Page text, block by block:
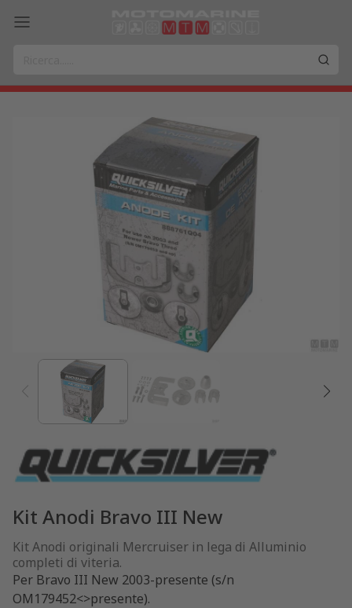
Kit Anodi Bravo III New
Kit Anodi originali Mercruiser in lega di Alluminio
completi di viteria.
Per Bravo III New 2003-presente (s/n
OM179452<>presente).